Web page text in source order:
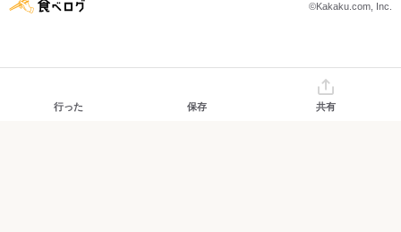
©Kakaku.com, Inc.
行った 保存 共有